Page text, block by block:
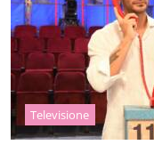
Televisione